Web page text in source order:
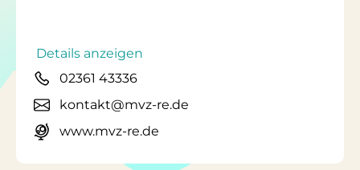
Details anzeigen
02361 43336
kontakt@mvz-re.de
www.mvz-re.de